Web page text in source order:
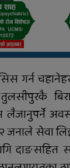
गर्न
जनाले सेवा